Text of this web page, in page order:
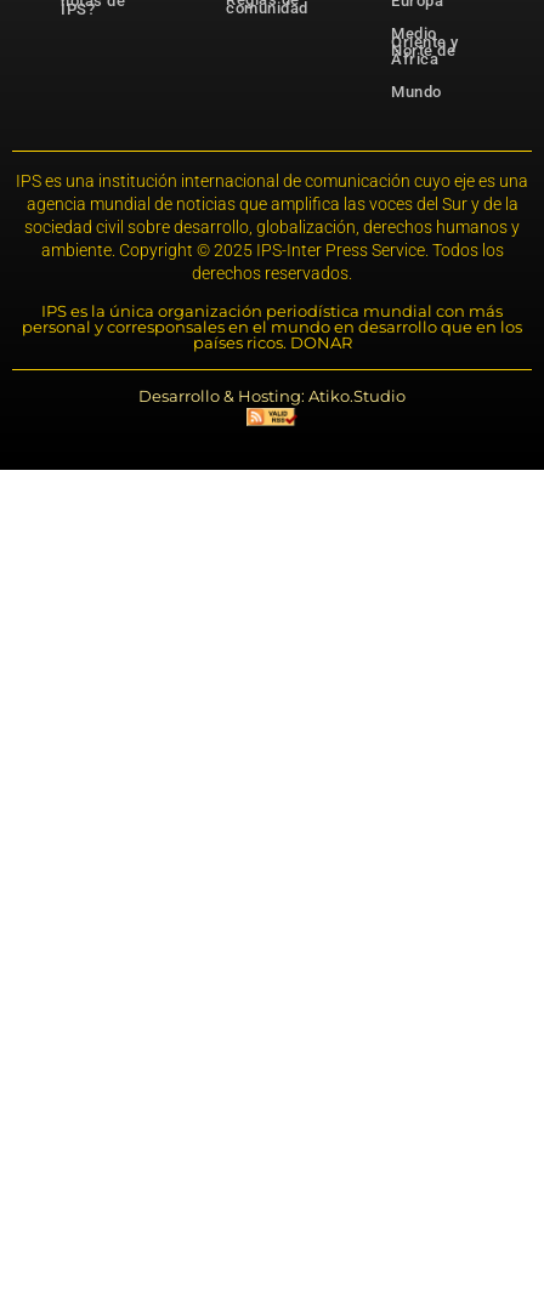
IPS? comunidad
Medio
Oriente y
Norte de
África
Mundo
IPS es una institución internacional de comunicación cuyo eje es una
agencia mundial de noticias que amplifica las voces del Sur y de la
sociedad civil sobre desarrollo, globalización, derechos humanos y
ambiente. Copyright © 2025 IPS-Inter Press Service. Todos los
derechos reservados.
IPS es la única organización periodística mundial con más
personal y corresponsales en el mundo en desarrollo que en los
países ricos. DONAR
Desarrollo & Hosting: Atiko.Studio